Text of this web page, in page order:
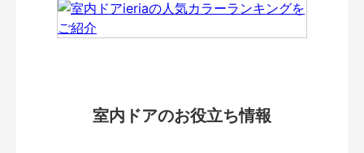
室内ドアのお役立ち情報